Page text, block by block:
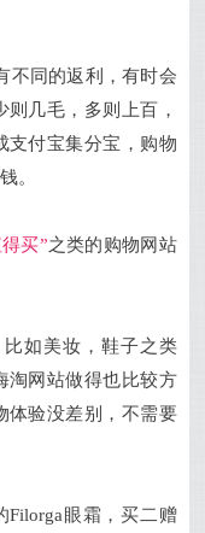
不同的返利，有时会
则几毛，多则上百，
支付宝集分宝，购物
。
买”之类的购物网站
比如美妆，鞋子之类
淘网站做得也比较方
体验没差别，不需要
Filorga眼霜，买二赠